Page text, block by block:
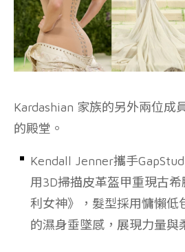
Kardashian 家族的另外兩位成
的殿堂。
Kendall Jenner攜手
用3D掃描皮革盔甲重現古
利女神》，髮型採用慵懶低
的濕身垂墜感，展現力量與